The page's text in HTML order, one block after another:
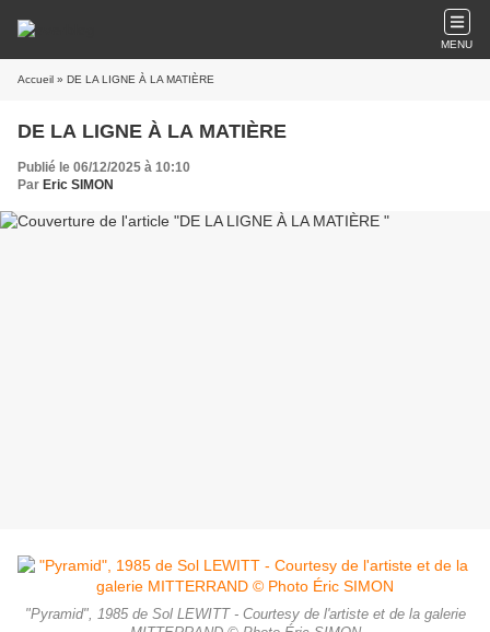
MENU
Accueil » DE LA LIGNE À LA MATIÈRE
DE LA LIGNE À LA MATIÈRE
Publié le 06/12/2025 à 10:10
Par Eric SIMON
"Pyramid", 1985 de Sol LEWITT - Courtesy de l'artiste et de la galerie